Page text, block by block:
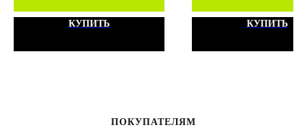
КУПИТЬ КУПИТЬ
ПОКУПАТЕЛЯМ